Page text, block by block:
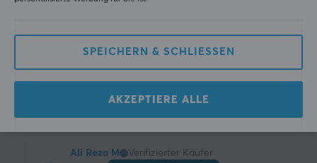
Original anzeigen
Ali Reza M
Verifizierter Käufer
SPEICHERN & SCHLIESSEN
AKZEPTIERE ALLE